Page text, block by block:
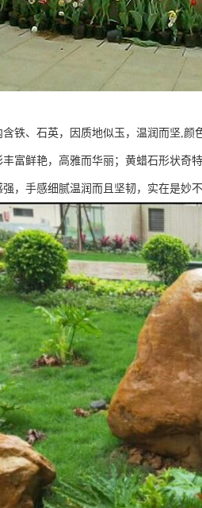
铁、石英，因质地似玉，温润而坚,
富鲜艳，高雅而华丽；黄蜡石形状奇
，手感细腻温润而且坚韧，实在是妙